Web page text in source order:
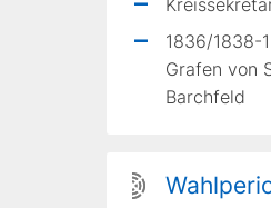
1836/1838-
Grafen von
Barchfeld